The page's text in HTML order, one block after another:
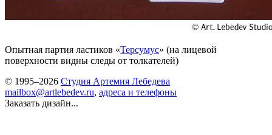
Опытная партия ластиков «Терсумус» (на лицевой
поверхности видны следы от толкателей)
© 1995–2026 Студия Артемия Лебедева
mailbox@artlebedev.ru, адреса и телефоны
Заказать дизайн...